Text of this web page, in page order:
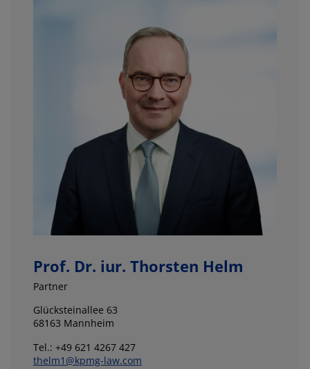
Prof. Dr. iur. Thorsten Helm
Partner
Glücksteinallee 63
68163 Mannheim
Tel.: +49 621 4267 427
thelm1@kpmg-law.com